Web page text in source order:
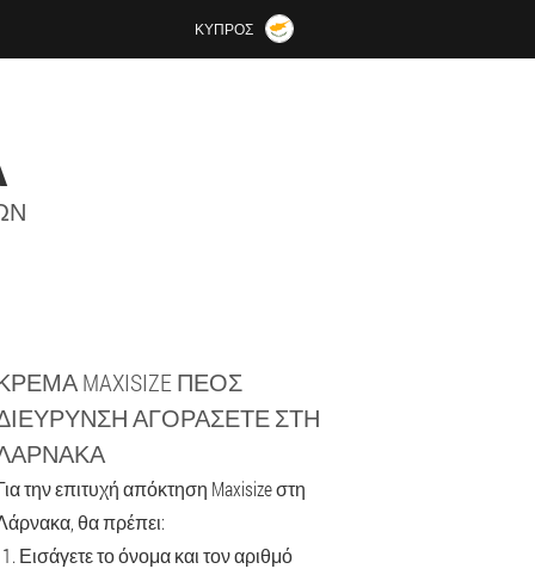
ΚΎΠΡΟΣ
MAXISIZE ΠΈΟΣ
ΑΓΟΡΆΣΕΤΕ ΣΤΗ
την επιτυχή απόκτηση Maxisize στη
θα πρέπει:
Εισάγετε το όνομα και τον αριθμό